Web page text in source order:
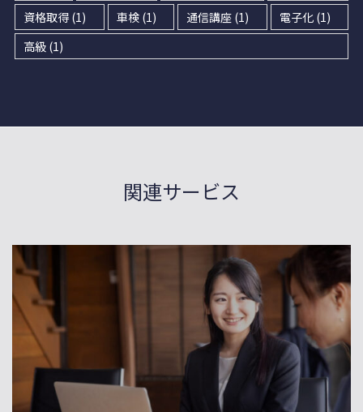
資格取得 (1) 車検(1) 通信講座 (1) 電子化(1)
高級 (1)
関連サービス